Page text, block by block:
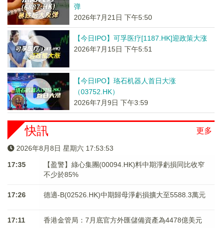
弹
2026年7月21日 下午5:50
【今日IPO】可孚医疗[1187.HK]迎政策大涨
2026年7月15日 下午5:51
【今日IPO】珞石机器人首日大涨
（03752.HK）
2026年7月9日 下午3:59
更多
快訊
2026年8月8日 星期六 17:53:53
17:35
【盈警】綠心集團(00094.HK)料中期淨虧損同比收窄
不少於85%
17:26 德適-B(02526.HK)中期歸母淨虧損擴大至5588.3萬元
17:11 香港金管局：7月底官方外匯儲備資產為4478億美元